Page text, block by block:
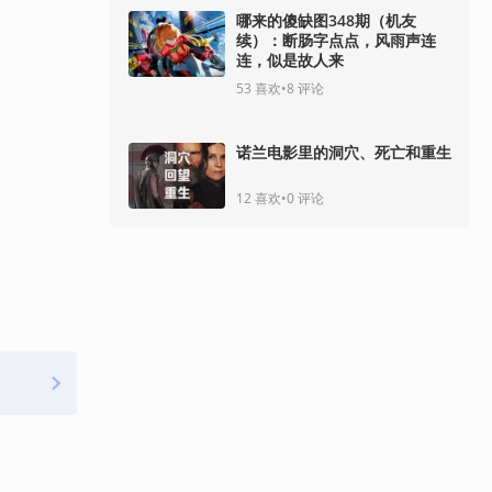
哪来的傻缺图348期（机友
续）：断肠字点点，风雨声连
连，似是故人来
53 喜欢•8 评论
诺兰电影里的洞穴、死亡和重生
12 喜欢•0评论